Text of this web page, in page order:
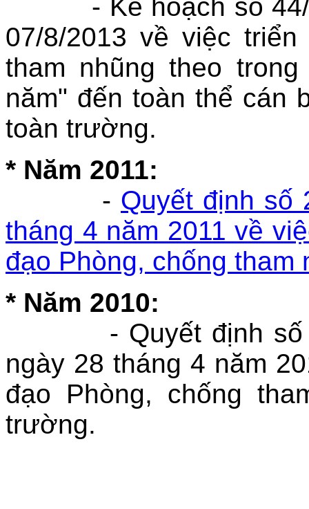
- Kế hoạch số 44/
07/8/2013 về việc
tham nhũng theo
năm" đến toàn thể cán
toàn trường.
* Năm 2011:
- Quyết định số
tháng 4 năm 2011 về
đạo Phòng, chống tham
* Năm 2010:
- Quyết định số
ngày 28 tháng 4 năm
đạo Phòng, chống
trường.